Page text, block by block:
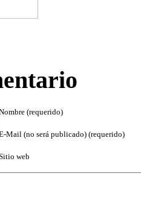
(requerido)
Mail (no será publicado) (requerido)
web